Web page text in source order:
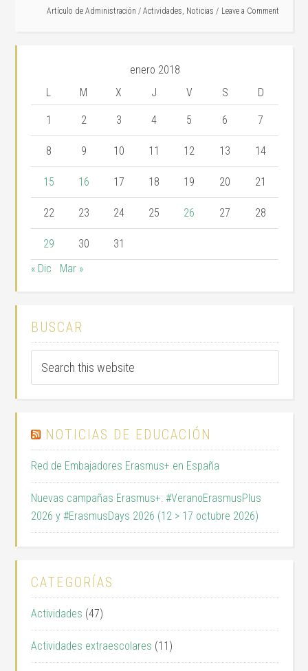
Artículo de Administración / Actividades, Noticias Leave a Comment
enero 2018
L
M X J V S D
1 2 3 4 5 6 7
8 9 10 11 12 13 14
15 16 17 18 19 20 21
22 23 24 25 26 27 28
29 30
31
« Dic
Mar »
BUSCAR
NOTICIAS DE EDUCACIÓN
Red de Embajadores Erasmus+ en España
Nuevas campañas Erasmus+: #VeranoErasmusPlus
2026 y #ErasmusDays 2026 (12 > 17 octubre 2026)
CATEGORÍAS
Actividades (47)
Actividades extraescolares (11)